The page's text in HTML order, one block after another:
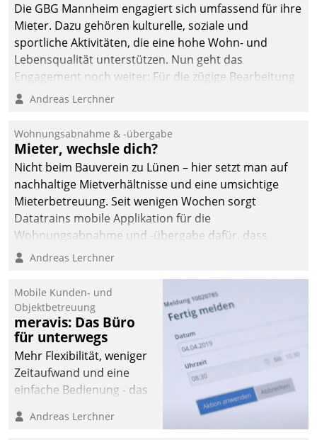
Die GBG Mannheim engagiert sich umfassend für ihre
Mieter. Dazu gehören kulturelle, soziale und
sportliche Aktivitäten, die eine hohe Wohn- und
Lebensqualität unterstützen. Nun geht das
Engagement noch weiter: Für die zügige Bearbeitung
von Beschwerden – oder Lob – richtet das
und Beschwerde-Management einen eigenen Kanal
ein.
Andreas Lerchner
Wohnungsabnahme & -übergabe
Mieter, wechsle dich?
Nicht beim Bauverein zu Lünen – hier setzt man auf
nachhaltige Mietverhältnisse und eine umsichtige
Mieterbetreuung. Seit wenigen Wochen sorgt
Datatrains mobile Applikation für die
Wohnungsabnahme und -übergabe dafür, dass
Mieter wohlgeordnet kommen und, so es sein muss,
Andreas Lerchner
Mobile Kunden- und
Objektbetreuung
meravis: Das Büro
für unterwegs
Mehr Flexibilität, weniger
Zeitaufwand und eine
einfache Bedienung - das
Cockpit für mobile
Andreas Lerchner